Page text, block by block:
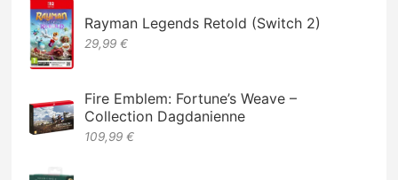
Rayman Legends Retold (Switch 2)
29,99 €
Fire Emblem: Fortune’s Weave –
Collection Dagdanienne
109,99 €